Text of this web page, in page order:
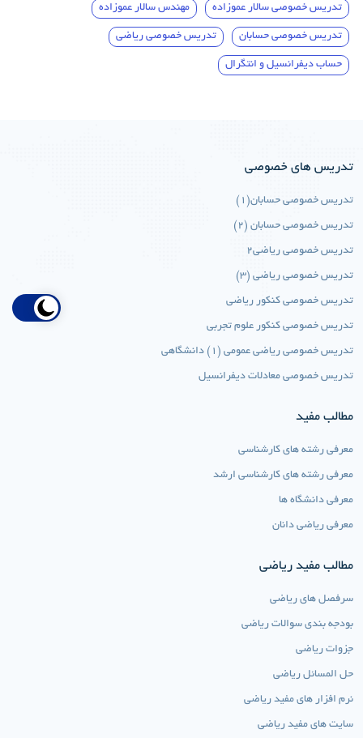
تدریس خصوصی سالار عموزاده مهندس سالار عموزاده
تدریس خصوصی حسابان تدریس خصوصی ریاضی
حساب دیفرانسیل و انتگرال
تدریس های خصوصی
تدریس خصوصی حسابان(1)
تدریس خصوصی حسابان (2)
تدریس خصوصی ریاضی2
تدریس خصوصی ریاضی (3)
تدریس خصوصی کنکور ریاضی
تدریس خصوصی کنکور علوم تجربی
تدریس خصوصی ریاضی عمومی (1) دانشگاهی
تدریس خصوصی معادلات دیفرانسیل
مطالب مفید
معرفی رشته های کارشناسی
معرفی رشته های کارشناسی ارشد
معرفی دانشگاه ها
معرفی ریاضی دانان
مطالب مفید ریاضی
سرفصل های ریاضی
بودجه بندی سوالات ریاضی
جزوات ریاضی
حل المسائل ریاضی
نرم افزار های مفید ریاضی
سایت های مفید ریاضی